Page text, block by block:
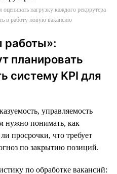
нагрузку каждого рекррутера
в работу новую вакансию
работы»:
планировать
систему KPI для
управляемость
нужно понимать, как
просрочки, что требует
по закрытию позиций.
по обработке вакансий: